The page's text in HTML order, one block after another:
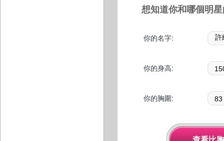
想知道你和哪個明
你的名字:
你的身高:
你的胸圍: